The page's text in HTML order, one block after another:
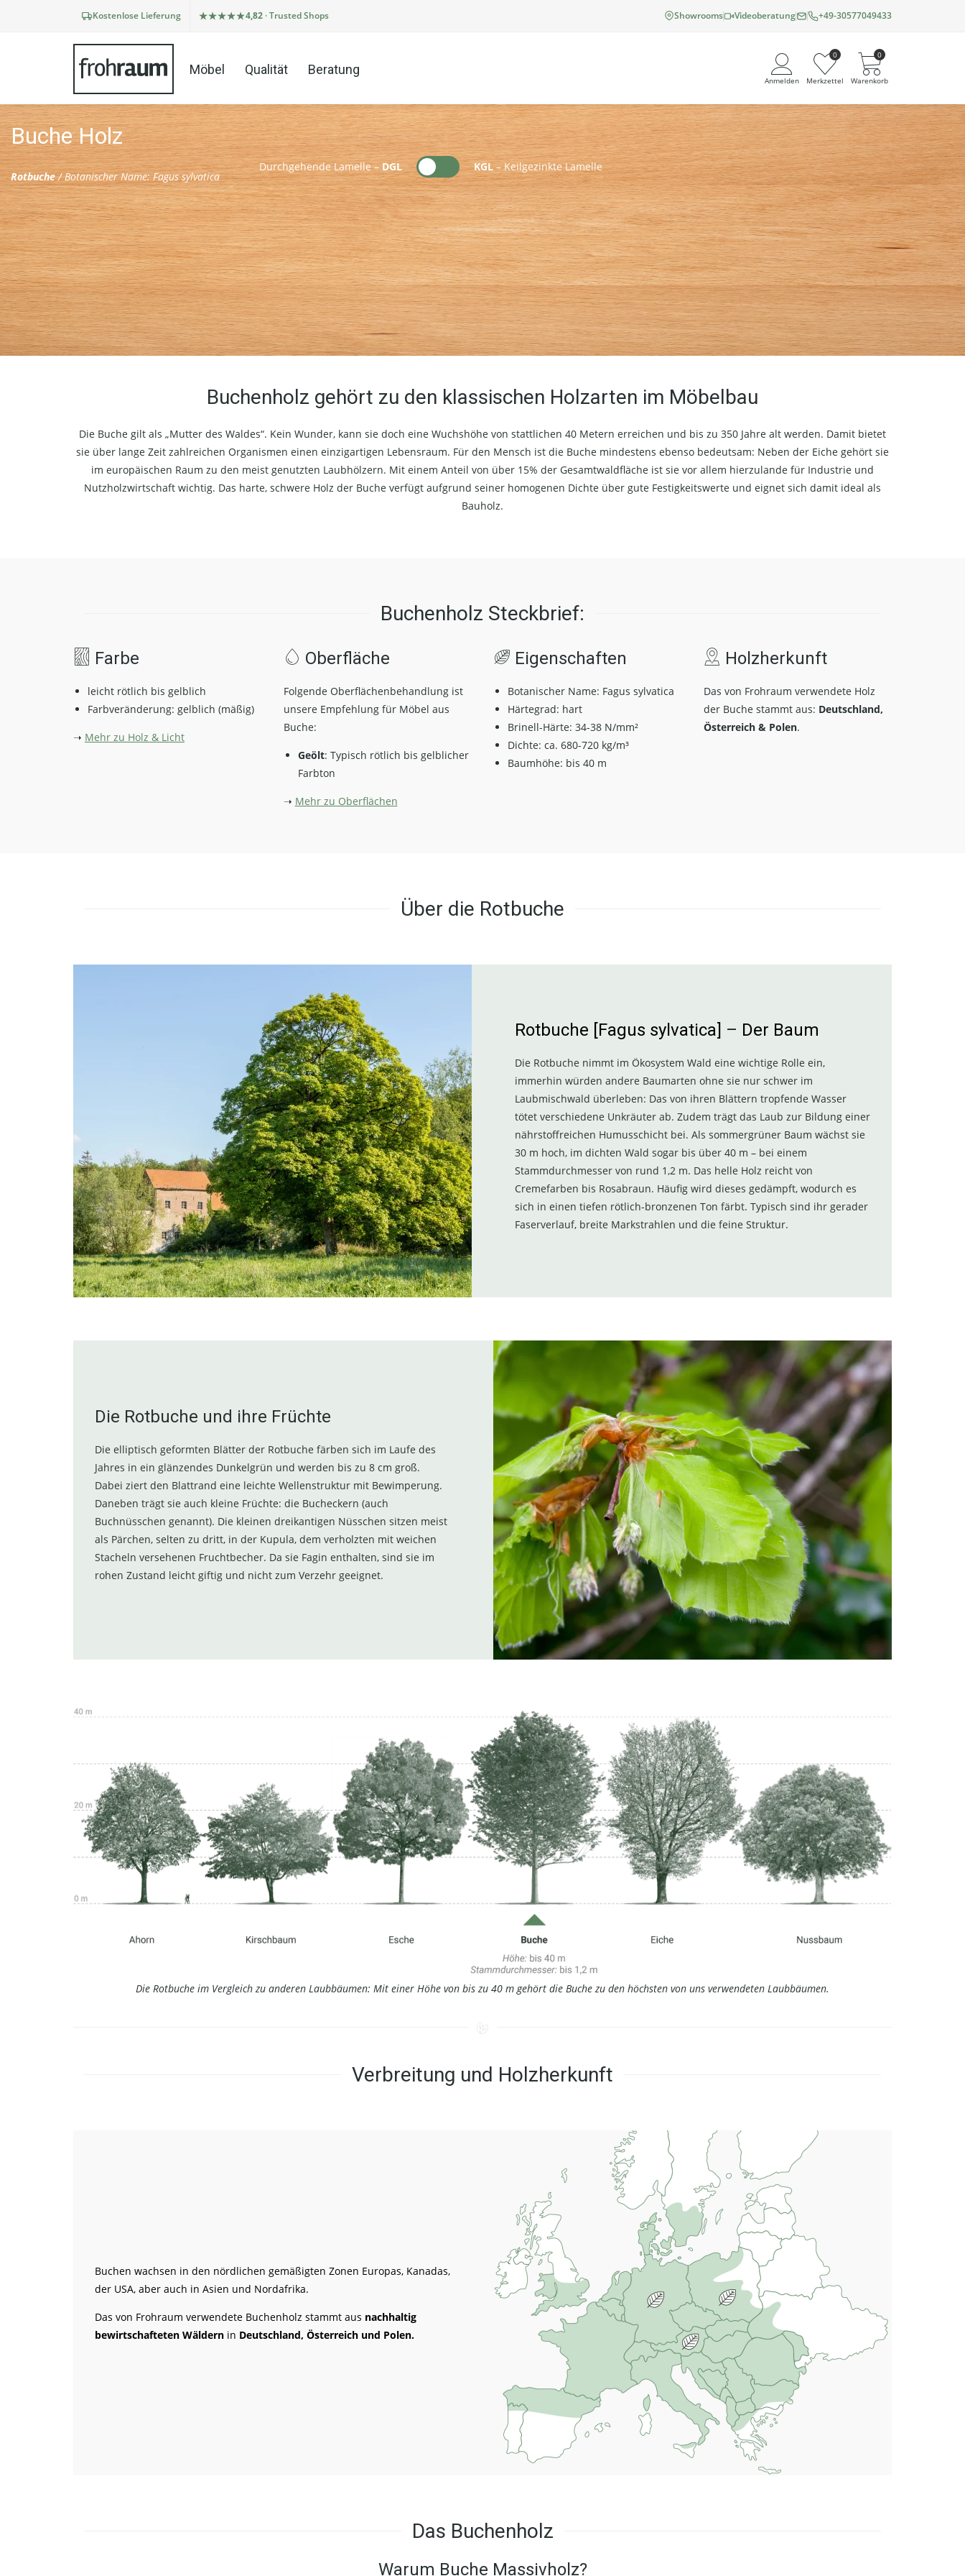
Kostenlose Lieferung 4,82 · Trusted Shops Showrooms Videoberatung +49-30577049433
Möbel Qualität Beratung
Anmelden
Angemeldet bleiben
Passwort vergessen?
Neuer Kunde? Jetzt registrieren
0
Merkzettel
0
Warenkorb
Buche Holz
Rotbuche/ Botanischer Name: Fagus sylvatica
Durchgehende Lamelle –DGL KGL– Keilgezinkte Lamelle
Buchenholz gehört zu den klassischen Holzarten im Möbelbau
Die Buche gilt als „Mutter des Waldes“. Kein Wunder, kann sie doch eine Wuchshöhe von stattlichen 40 Metern erreichen und bis zu 350 Jahre alt werden. Damit bietet
sie über lange Zeit zahlreichen Organismen einen einzigartigen Lebensraum. Für den Mensch ist die Buche mindestens ebenso bedeutsam: Neben der Eiche gehört sie
im europäischen Raum zu den meist genutzten Laubhölzern. Mit einem Anteil von über 15% der Gesamtwaldfläche ist sie vor allem hierzulande für Industrie und
Nutzholzwirtschaft wichtig. Das harte, schwere Holz der Buche verfügt aufgrund seiner homogenen Dichte über gute Festigkeitswerte und eignet sich damit ideal als
Bauholz.
Buchenholz Steckbrief:
Farbe
leicht rötlich bis gelblich
Farbveränderung: gelblich (mäßig)
➝ Mehr zu Holz & Licht
Oberfläche
Folgende Oberflächenbehandlung ist
unsere Empfehlung für Möbel aus
Buche:
Geölt: Typisch rötlich bis gelblicher
Farbton
➝ Mehr zu Oberflächen
Eigenschaften
Botanischer Name: Fagus sylvatica
Härtegrad: hart
Brinell-Härte: 34-38 N/mm²
Dichte: ca. 680-720 kg/m³
Baumhöhe: bis 40 m
Holzherkunft
Das von Frohraum verwendete Holz
der Buche stammt aus: Deutschland,
Österreich & Polen.
Über die Rotbuche
Rotbuche [Fagus sylvatica] – Der Baum
Die Rotbuche nimmt im Ökosystem Wald eine wichtige Rolle ein,
immerhin würden andere Baumarten ohne sie nur schwer im
Laubmischwald überleben: Das von ihren Blättern tropfende Wasser
tötet verschiedene Unkräuter ab. Zudem trägt das Laub zur Bildung einer
nährstoffreichen Humusschicht bei. Als sommergrüner Baum wächst sie
30 m hoch, im dichten Wald sogar bis über 40 m – bei einem
Stammdurchmesser von rund 1,2 m. Das helle Holz reicht von
Cremefarben bis Rosabraun. Häufig wird dieses gedämpft, wodurch es
sich in einen tiefen rötlich-bronzenen Ton färbt. Typisch sind ihr gerader
Faserverlauf, breite Markstrahlen und die feine Struktur.
Die Rotbuche und ihre Früchte
Die elliptisch geformten Blätter der Rotbuche färben sich im Laufe des
Jahres in ein glänzendes Dunkelgrün und werden bis zu 8 cm groß.
Dabei ziert den Blattrand eine leichte Wellenstruktur mit Bewimperung.
Daneben trägt sie auch kleine Früchte: die Bucheckern (auch
Buchnüsschen genannt). Die kleinen dreikantigen Nüsschen sitzen meist
als Pärchen, selten zu dritt, in der Kupula, dem verholzten mit weichen
Stacheln versehenen Fruchtbecher. Da sie Fagin enthalten, sind sie im
rohen Zustand leicht giftig und nicht zum Verzehr geeignet.
Die Rotbuche im Vergleich zu anderen Laubbäumen: Mit einer Höhe von bis zu 40 m gehört die Buche zu den höchsten von uns verwendeten Laubbäumen.
Verbreitung und Holzherkunft
Buchen wachsen in den nördlichen gemäßigten Zonen Europas, Kanadas,
der USA, aber auch in Asien und Nordafrika.
Das von Frohraum verwendete Buchenholz stammt aus nachhaltig
bewirtschafteten Wäldern in Deutschland, Österreich und Polen.
Das Buchenholz
Warum Buche Massivholz?